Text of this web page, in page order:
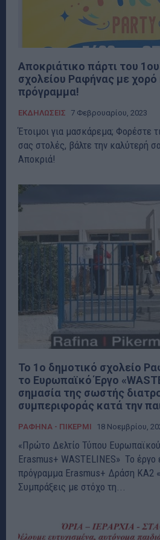
Αποκριάτικο πάρτι του
σχολείου Ραφήνας με χορό
πρόγραμμα!
ΕΚΔΗΛΩΣΕΙΣ 7 Φεβρουαρίου, 2023
Έτοιμοι για μασκάρεμα; Φορέστε
σας στολές, βάλτε την καλύτερή
Αποκριά!
Το 1ο δημοτικό σχολείο
το Ευρωπαϊκό Έργο
σημασία της σωστής
συμπεριφοράς κατά την
ΡΑΦΗΝΑ - ΠΙΚΕΡΜΙ 18 Νοεμβρίου,
«Πρώτο Δελτίο Τύπου
Erasmus+ WASTELINES» Το έργο εντάσσεται στο
πρόγραμμα Erasmus+ Δράση ΚΑ2
Συμπράξεις με στόχο τη...